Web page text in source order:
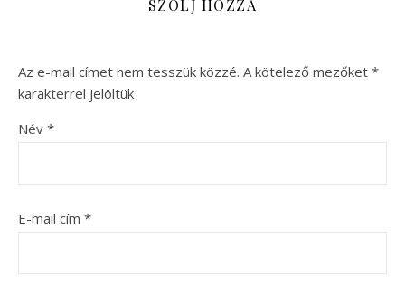
SZÓLJ HOZZÁ
Az e-mail címet nem tesszük közzé. A kötelező mezőket *
karakterrel jelöltük
Név *
E-mail cím *